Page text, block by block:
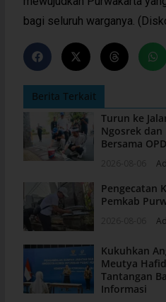
bagi seluruh warganya.
Berita Terkait
Turun ke
Ngosrek
Bersama OPD
Pengecatan
Pemkab
Kukuhkan
Meutya
Tantangan
Informasi